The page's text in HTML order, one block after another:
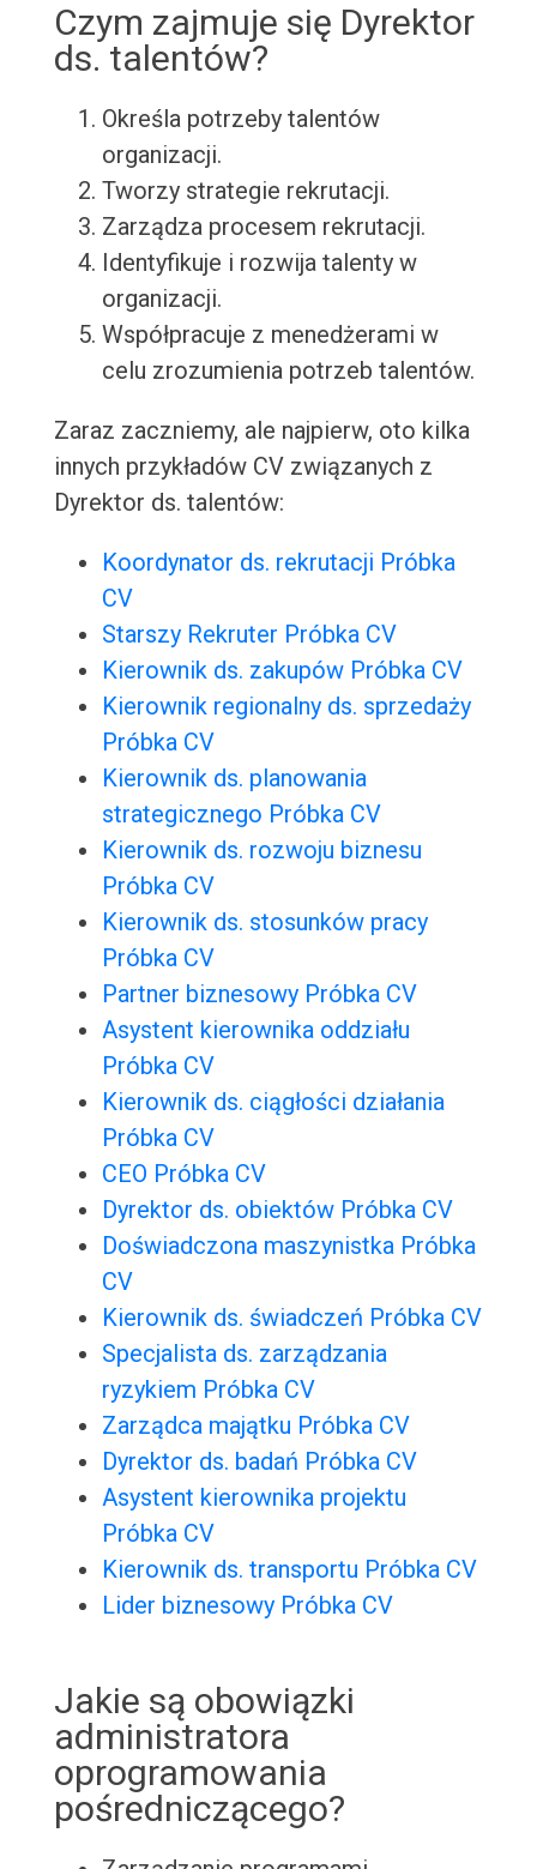
Czym zajmuje się Dyrektor
ds. talentów?
Określa potrzeby talentów
organizacji.
Tworzy strategie rekrutacji.
Zarządza procesem rekrutacji.
Identyfikuje i rozwija talenty w
organizacji.
Współpracuje z menedżerami w
celu zrozumienia potrzeb talentów.
Zaraz zaczniemy, ale najpierw, oto kilka
innych przykładów CV związanych z
Dyrektor ds. talentów:
Koordynator ds. rekrutacji Próbka
CV
Starszy Rekruter Próbka CV
Kierownik ds. zakupów Próbka CV
Kierownik regionalny ds. sprzedaży
Próbka CV
Kierownik ds. planowania
strategicznego Próbka CV
Kierownik ds. rozwoju biznesu
Próbka CV
Kierownik ds. stosunków pracy
Próbka CV
Partner biznesowy Próbka CV
Asystent kierownika oddziału
Próbka CV
Kierownik ds. ciągłości działania
Próbka CV
CEO Próbka CV
Dyrektor ds. obiektów Próbka CV
Doświadczona maszynistka Próbka
CV
Kierownik ds. świadczeń Próbka CV
Specjalista ds. zarządzania
ryzykiem Próbka CV
Zarządca majątku Próbka CV
Dyrektor ds. badań Próbka CV
Asystent kierownika projektu
Próbka CV
Kierownik ds. transportu Próbka CV
Lider biznesowy Próbka CV
Jakie są obowiązki
administratora
oprogramowania
pośredniczącego?